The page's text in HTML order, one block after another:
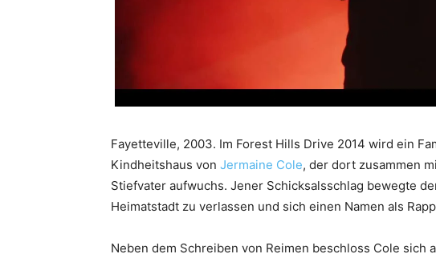
Fayetteville, 2003. Im Forest Hills Drive 2014 wird ein
Kindheitshaus von Jermaine Cole, der dort zusammen
Stiefvater aufwuchs. Jener Schicksalsschlag bewegte
Heimatstadt zu verlassen und sich einen Namen als
Neben dem Schreiben von Reimen beschloss Cole sich